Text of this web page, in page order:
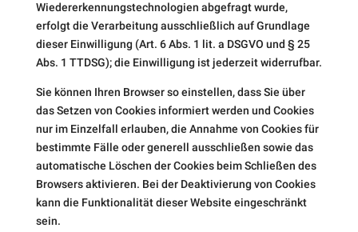
Wiedererkennungstechnologien abgefragt wurde,
erfolgt die Verarbeitung ausschließlich auf Grundlage
dieser Einwilligung (Art. 6 Abs. 1 lit. a DSGVO und § 25
Abs. 1 TTDSG); die Einwilligung ist jederzeit widerrufbar.
Sie können Ihren Browser so einstellen, dass Sie über
das Setzen von Cookies informiert werden und Cookies
nur im Einzelfall erlauben, die Annahme von Cookies für
bestimmte Fälle oder generell ausschließen sowie das
automatische Löschen der Cookies beim Schließen des
Browsers aktivieren. Bei der Deaktivierung von Cookies
kann die Funktionalität dieser Website eingeschränkt
sein.